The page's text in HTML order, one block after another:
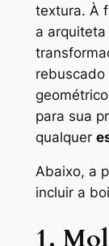
textura. À
a
rebuscado
para sua
qualquer
Abaixo, a
incluir a
1.